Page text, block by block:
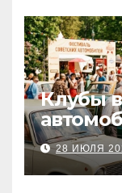
Клубы
28 ИЮЛЯ